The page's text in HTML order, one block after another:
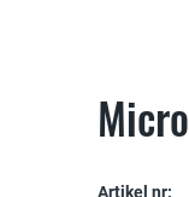
Artikel nr: